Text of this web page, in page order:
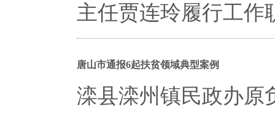
主任贾连玲履行工作
唐山市通报6起扶贫领域典型案例
滦县滦州镇民政办原